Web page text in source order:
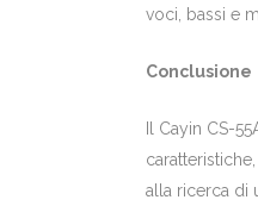
voci, bassi e
Conclusione
Il Cayin CS-
alla ricerca di